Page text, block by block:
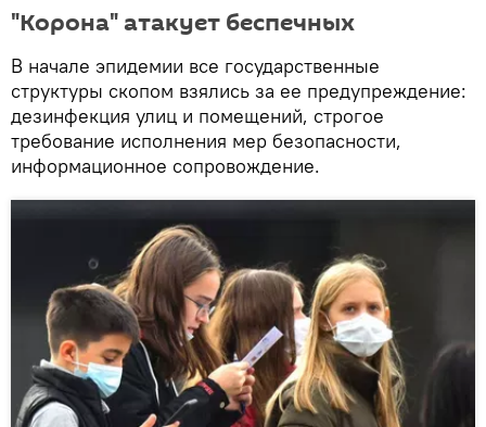
"Корона" атакует беспечных
В начале эпидемии все государственные
структуры скопом взялись за ее предупреждение:
дезинфекция улиц и помещений, строгое
требование исполнения мер безопасности,
информационное сопровождение.